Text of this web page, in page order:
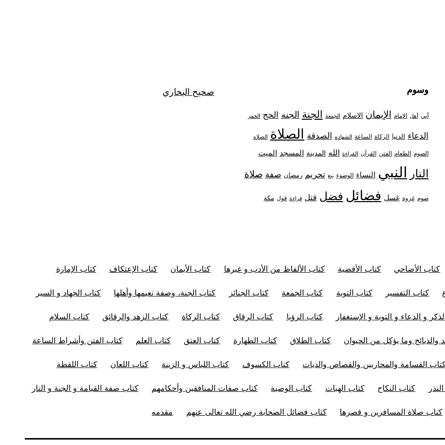
وسوم
أبي أهل الإمام الإيمان الاسلام الجمعة الجنة الجنه الحج الخمر
الدعاء الدنيا الزكاة الساعة الشهاده الصدقة الصلاة الصلاه
الصوم الطعام الفتن القرآن القراءة الله المدينة المسجد الميت
النار النبي النساء الوضوء بيع تحريم رمضان صفة صلاة
صوم غزوة غسل فضائل فضل قتل قراءة قول مكة
صحيح البخاري
كتاب الأضاحي كتاب الأقضية كتاب الألفاظ من الأدب و غيرها كتاب الأيمان كتاب الإعتكاف كتاب الإمارة
كتاب التفسير كتاب التوبة كتاب الجمعة كتاب الجنائز كتاب الجنة، وصفة نعيمها وأهلها كتاب الجهاد و السير
و الدعاء و التوبة و الإستغفار كتاب الرؤيا كتاب الرقاق كتاب الزكاة كتاب الزهد والرقائق كتاب السلام
والذبائح وما يؤكل من الحيوان كتاب الطلاق كتاب الطهارة كتاب العتق كتاب العلم كتاب الفتن وأشراط الساعة
القسامة والمحاربين والقصاص والديات كتاب الكسوف كتاب اللباس و الزينة كتاب اللعان كتاب اللقطة
كتاب النكاح كتاب الهبات كتاب الوصية كتاب صفات المنافقين وأحكامهم كتاب صفة القيامة و الجنة و النار
كتاب صلاة المسافرين و قصرها كتاب فضائل الصحابة رضي الله تعالى عنهم مقدمه